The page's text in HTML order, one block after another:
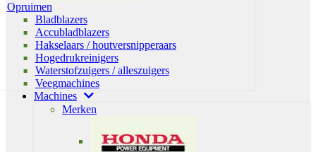
Opruimen
Bladblazers
Accubladblazers
Hakselaars / houtversnipperaars
Hogedrukreinigers
Waterstofzuigers / alleszuigers
Veegmachines
Machines
Merken